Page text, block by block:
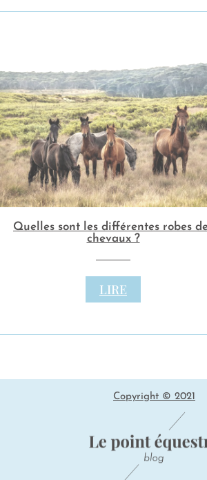
Quelles sont les différentes robes
chevaux ?
LIRE
Copyright © 2021